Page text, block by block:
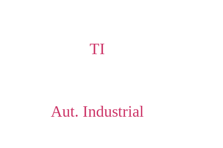
TI
Aut. Industrial